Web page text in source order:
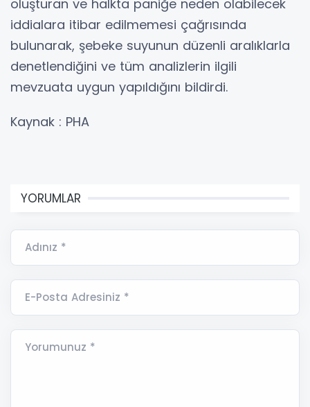
oluşturan ve halkta paniğe neden olabilecek
iddialara itibar edilmemesi çağrısında
bulunarak, şebeke suyunun düzenli aralıklarla
denetlendiğini ve tüm analizlerin ilgili
mevzuata uygun yapıldığını bildirdi.
Kaynak : PHA
YORUMLAR
Adınız *
E-Posta Adresiniz *
Yorumunuz *